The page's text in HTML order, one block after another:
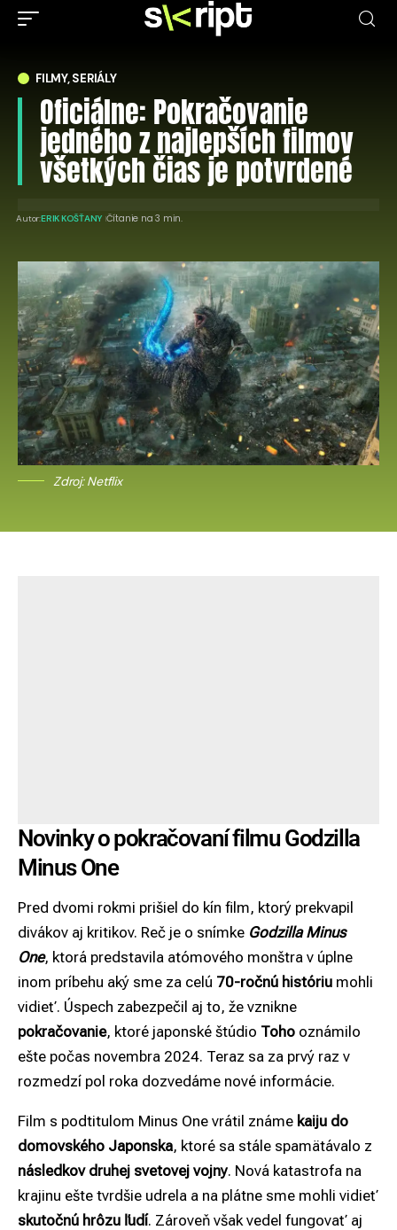
FILMY, SERIÁLY
Oficiálne: Pokračovanie
jedného z najlepších filmov
všetkých čias je potvrdené
Autor:ERIK KOŠŤANY Čítanie na 3 min.
Zdroj: Netflix
Novinky o pokračovaní filmu Godzilla
Minus One
Pred dvomi rokmi prišiel do kín film, ktorý prekvapil
divákov aj kritikov. Reč je o snímke Godzilla Minus
One, ktorá predstavila atómového monštra v úplne
inom príbehu aký sme za celú 70-ročnú históriu mohli
vidieť. Úspech zabezpečil aj to, že vznikne
pokračovanie, ktoré japonské štúdio Toho oznámilo
ešte počas novembra 2024. Teraz sa za prvý raz v
rozmedzí pol roka dozvedáme nové informácie.
Film s podtitulom Minus One vrátil známe kaiju do
domovského Japonska, ktoré sa stále spamätávalo z
následkov druhej svetovej vojny. Nová katastrofa na
krajinu ešte tvrdšie udrela a na plátne sme mohli vidieť
skutočnú hrôzu ľudí. Zároveň však vedel fungovať aj